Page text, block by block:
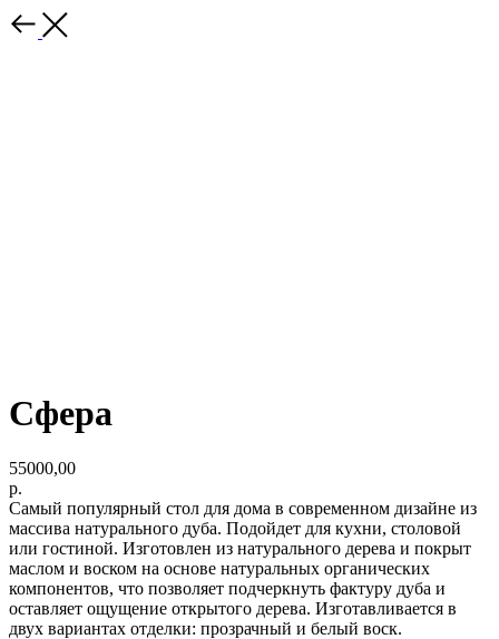
Сфера
55000,00
р.
Самый популярный стол для дома в современном дизайне из
массива натурального дуба. Подойдет для кухни, столовой
или гостиной. Изготовлен из натурального дерева и покрыт
маслом и воском на основе натуральных органических
компонентов, что позволяет подчеркнуть фактуру дуба и
оставляет ощущение открытого дерева. Изготавливается в
двух вариантах отделки: прозрачный и белый воск.